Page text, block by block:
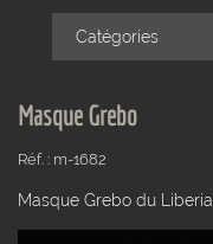
Catégories
Masque Grebo
Réf. : m-1682
Masque Grebo du Liberia.